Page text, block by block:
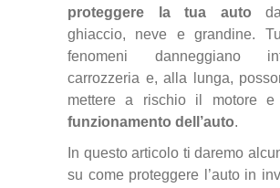
proteggere la tua auto
ghiaccio, neve e grandine.
fenomeni danneggiano
carrozzeria e, alla lunga,
mettere a rischio il motore e
funzionamento dell’auto.
In questo articolo ti daremo
su come proteggere l’auto in